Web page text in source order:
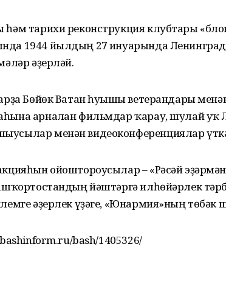
һәм тарихи реконструкция клубтары
1944 йылдың 27 ғинуарында
әҙерләй.
Бөйөк Ватан һуғышы ветерандары
арналған фильмдар ҡарау, шулай уҡ
менән видеоконференциялар
ойоштороусылар – «Рәсәй
йәштәргә илһөйәрлек
әҙерлек үҙәге, «Юнармия»ның төбәк
bash/1405326/